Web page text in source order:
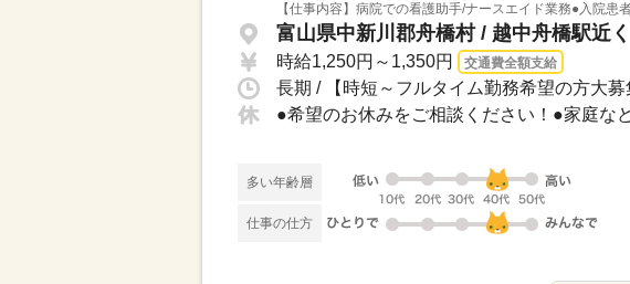
【仕事内容】病院での看護助手/ナースエイド業務●入院
富山県中新川郡舟橋村 / 越中舟橋駅近く
時給1,250円～1,350円 交通費全額支給
長期 / 【時短～フルタイム勤務希望の方大
多い年齢層
仕事の仕方